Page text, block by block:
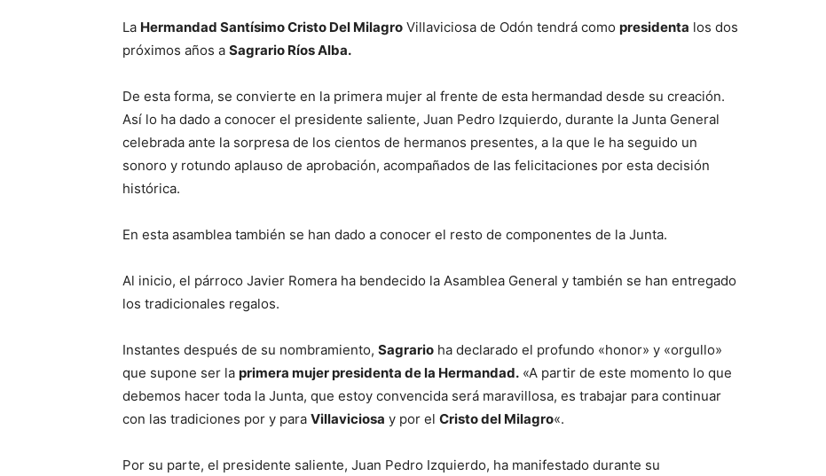
La Hermandad Santísimo Cristo Del Milagro Villaviciosa de Odón tendrá como presidenta los dos
próximos años a Sagrario Ríos Alba.
De esta forma, se convierte en la primera mujer al frente de esta hermandad desde su creación.
Así lo ha dado a conocer el presidente saliente, Juan Pedro Izquierdo, durante la Junta General
celebrada ante la sorpresa de los cientos de hermanos presentes, a la que le ha seguido un
sonoro y rotundo aplauso de aprobación, acompañados de las felicitaciones por esta decisión
histórica.
En esta asamblea también se han dado a conocer el resto de componentes de la Junta.
Al inicio, el párroco Javier Romera ha bendecido la Asamblea General y también se han entregado
los tradicionales regalos.
Instantes después de su nombramiento, Sagrario ha declarado el profundo «honor» y «orgullo»
que supone ser la primera mujer presidenta de la Hermandad. «A partir de este momento lo que
debemos hacer toda la Junta, que estoy convencida será maravillosa, es trabajar para continuar
con las tradiciones por y para Villaviciosa y por el Cristo del Milagro«.
Por su parte, el presidente saliente, Juan Pedro Izquierdo, ha manifestado durante su